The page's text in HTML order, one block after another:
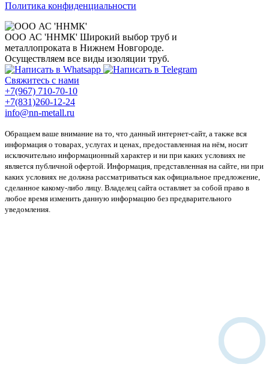
Политика конфиденциальности
ООО АС 'ННМК' Широкий выбор труб и
металлопроката в Нижнем Новгороде.
Осуществляем все виды изоляции труб.
Свяжитесь с нами
+7(967) 710-70-10
+7(831)260-12-24
info@nn-metall.ru
Обращаем ваше внимание на то, что данный интернет-сайт, а также вся
информация о товарах, услугах и ценах, предоставленная на нём, носит
исключительно информационный характер и ни при каких условиях не
является публичной офертой. Информация, представленная на сайте, ни при
каких условиях не должна рассматриваться как официальное предложение,
сделанное какому-либо лицу. Владелец сайта оставляет за собой право в
любое время изменить данную информацию без предварительного
уведомления.